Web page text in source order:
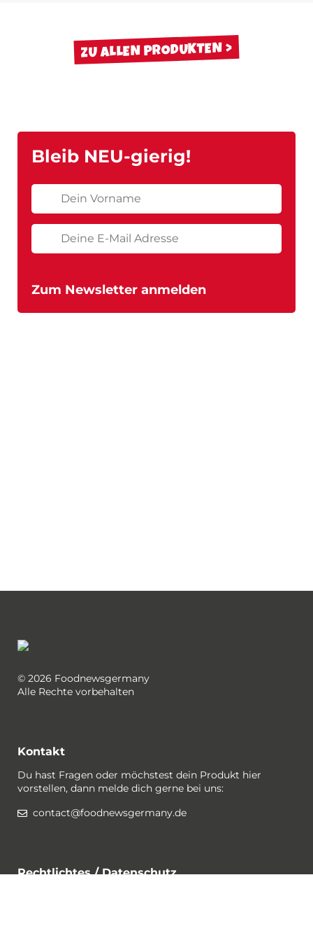
ZU ALLEN PRODUKTEN
Bleib NEU-gierig!
© 2026 Foodnewsgermany
Alle Rechte vorbehalten
Kontakt
Du hast Fragen oder möchstest dein Produkt hier
vorstellen, dann melde dich gerne bei uns:
contact@foodnewsgermany.de
Rechtlichtes / Datenschutz